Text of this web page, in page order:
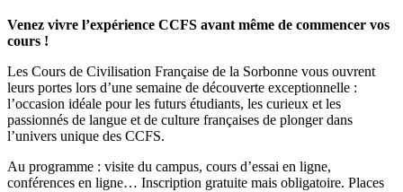
Venez vivre l’expérience CCFS avant même de commencer vos
cours !
Les Cours de Civilisation Française de la Sorbonne vous ouvrent
leurs portes lors d’une semaine de découverte exceptionnelle :
l’occasion idéale pour les futurs étudiants, les curieux et les
passionnés de langue et de culture françaises de plonger dans
l’univers unique des CCFS.
Au programme : visite du campus, cours d’essai en ligne,
conférences en ligne… Inscription gratuite mais obligatoire. Places